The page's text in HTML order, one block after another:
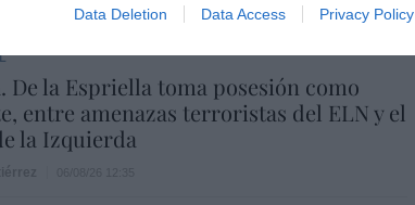
Data Deletion Data Access Privacy Policy
06/08/26 12:41
De la Espriella toma posesión como
entre amenazas terroristas del ELN y el
la Izquierda